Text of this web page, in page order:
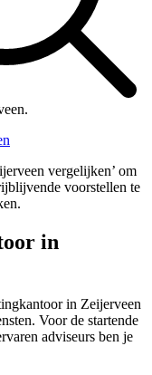
vergelijken’ om
voorstellen te
in
in Zeijerveen
Voor de startende
adviseurs ben je